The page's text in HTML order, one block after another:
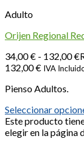
Adulto
Orijen Regional
34,00€ - 132,00€
132,00 € IVA
Pienso Adultos.
Seleccionar
Este producto
elegir en la página